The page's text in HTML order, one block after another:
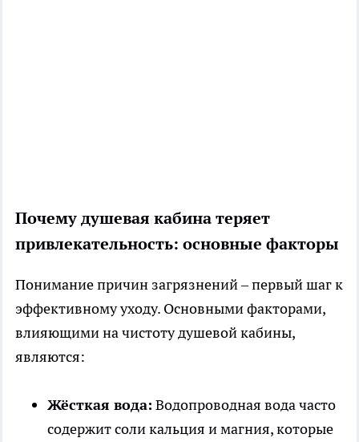
Почему душевая кабина теряет
привлекательность: основные факторы
Понимание причин загрязнений – первый шаг к
эффективному уходу. Основными факторами,
влияющими на чистоту душевой кабины,
являются:
Жёсткая вода: Водопроводная вода часто
содержит соли кальция и магния, которые